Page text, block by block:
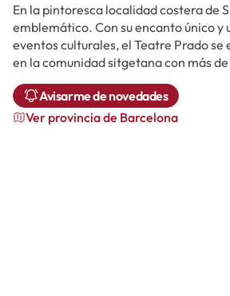
En la pintoresca localidad costera de
emblemático. Con su encanto único
eventos culturales, el Teatre Prado
en la comunidad sitgetana con más
Avisarme de novedades
Ver provincia de Barcelona